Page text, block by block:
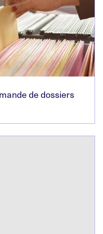
de dossiers